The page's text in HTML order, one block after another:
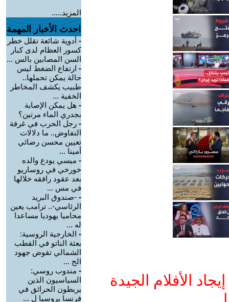
الأفلام الجيدة
المزيد.....
احدث الأخبار المهمة
- أدوية شائعة تقلل خطر
كسور العظام لدى كبار
السن المصابين بالس ...
- ارتفاع الضغط ليس
حالة يمكن تحملها..
طبيب يكشف المخاطر
الخفية ...
- هل يمكن الإصابة
بجدري الماء مرتين؟
- رجل الحرب في غرفة
التفاوض.. ما دلالات
تعيين محسن رضائي
أمينا ...
- ميسي يودع والده
خورخي في روساريو
بعد عقود رافقه خلالها
في مس ...
- -صندوق البريد
الرئاسي-.. ترامب يعين
محاميا يهوديا مساعدا
له ...
- الخارجية الروسية:
بعثة الناتو في القطب
الشمالي تقوض جهود
الح ...
- مندوب روسي:
السياسيون الذين
يربطون الحرائق في
فرنسا بروسيا ل ...